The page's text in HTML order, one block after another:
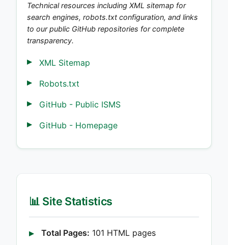
Technical resources including XML sitemap for
search engines, robots.txt configuration, and links
to our public GitHub repositories for complete
transparency.
XML Sitemap
Robots.txt
GitHub - Public ISMS
GitHub - Homepage
📊 Site Statistics
Total Pages: 101 HTML pages